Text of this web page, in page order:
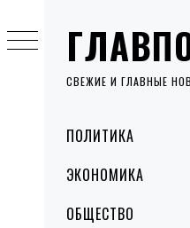
СВЕЖИЕ И ГЛАВНЫЕ
MenuПОЛИТИКА
ЭКОНОМИКА
ОБЩЕСТВО
to
content